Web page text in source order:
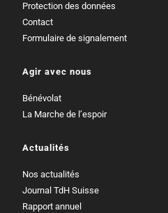
Protection des données
Contact
Formulaire de signalement
Agir avec nous
Bénévolat
La Marche de l’espoir
Actualités
Nos actualités
Journal TdH Suisse
Rapport annuel